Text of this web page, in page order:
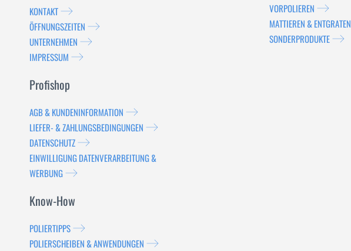
KONTAKT
ÖFFNUNGSZEITEN
UNTERNEHMEN
IMPRESSUM
Profishop
AGB & KUNDENINFORMATION
LIEFER- & ZAHLUNGSBEDINGUNGEN
DATENSCHUTZ
EINWILLIGUNG DATENVERARBEITUNG &
WERBUNG
Know-How
POLIERTIPPS
POLIERSCHEIBEN & ANWENDUNGEN
VORPOLIEREN
MATTIEREN & ENTGRATEN
SONDERPRODUKTE